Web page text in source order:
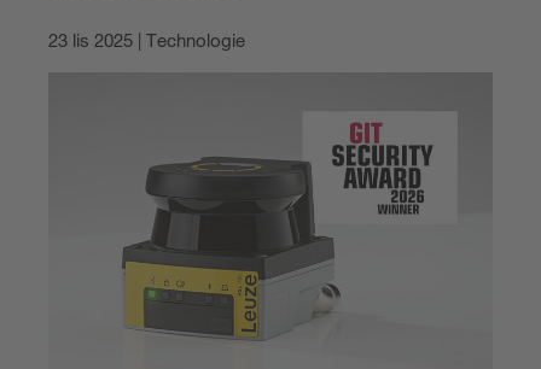
23 lis 2025 | Technologie